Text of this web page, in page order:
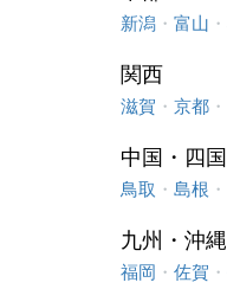
新潟 ・ 富山 ・
関西
滋賀 ・ 京都 ・
中国・四国
鳥取 ・ 島根 ・
九州・沖縄
福岡 ・ 佐賀 ・